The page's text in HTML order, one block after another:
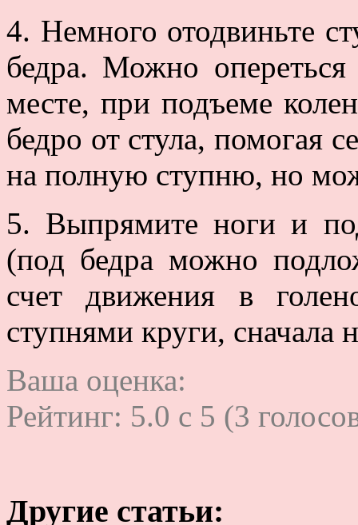
4. Немного отодвиньте
бедра. Можно
месте, при подъеме
бедро от стула, помогая
на полную ступню, но
5. Выпрямите ноги и
(под бедра можно
счет движения в
ступнями круги, сначала
Ваша оценка:
Рейтинг: 5.0 c 5 (3
Другие статьи: